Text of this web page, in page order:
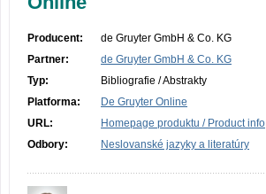
Producent:
de Gruyter GmbH & Co. KG
Partner:
de Gruyter GmbH & Co. KG
Typ:
Bibliografie / Abstrakty
Platforma:
De Gruyter Online
URL:
Homepage produktu / Product info
Odbory:
Neslovanské jazyky a literatúry